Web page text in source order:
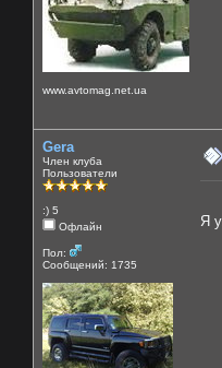
www.avtomag.net.ua
Gera
Член клуба
Пользователи
:) 5
Офлайн
Пол:
Сообщений: 1735
Я